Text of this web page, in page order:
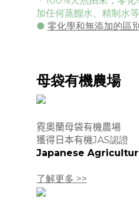
加任何蒸餾水、精制水
● 零化學和無添加的區
母袋有機農場
霓奧蘭母袋有機農場
獲得日本有機JAS認證
Japanese
了解更多 >>